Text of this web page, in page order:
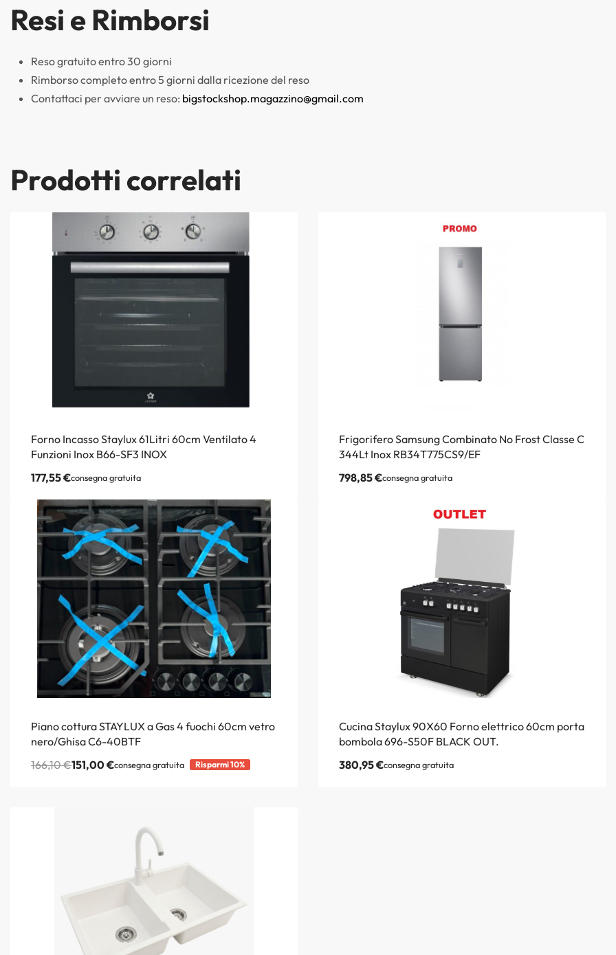
Resi e Rimborsi
Reso gratuito entro 30 giorni
Rimborso completo entro 5 giorni dalla ricezione del reso
Contattaci per avviare un reso: bigstockshop.magazzino@gmail.com
Prodotti correlati
Forno Incasso Staylux 61Litri 60cm Ventilato 4
Funzioni Inox B66-SF3 INOX
177,55€consegna gratuita
Frigorifero Samsung Combinato No Frost Classe C
344Lt Inox RB34T775CS9/EF
798,85€consegna gratuita
Piano cottura STAYLUX a Gas 4 fuochi 60cm vetro
nero/Ghisa C6-40BTF
166,10€151,00€consegna gratuita Risparmi 10%
Cucina Staylux 90X60 Forno elettrico 60cm porta
bombola 696-S50F BLACK OUT.
380,95€consegna gratuita